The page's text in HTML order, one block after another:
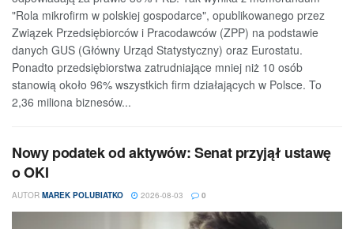
"Rola mikrofirm w polskiej gospodarce", opublikowanego przez
Związek Przedsiębiorców i Pracodawców (ZPP) na podstawie
danych GUS (Główny Urząd Statystyczny) oraz Eurostatu.
Ponadto przedsiębiorstwa zatrudniające mniej niż 10 osób
stanowią około 96% wszystkich firm działających w Polsce. To
2,36 miliona biznesów...
Nowy podatek od aktywów: Senat przyjął ustawę
o OKI
AUTOR MAREK POLUBIATKO 2026-08-03 0